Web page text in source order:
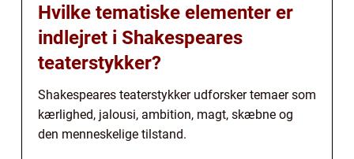
Hvilke tematiske elementer er
indlejret i Shakespeares
teaterstykker?
Shakespeares teaterstykker udforsker temaer som
kærlighed, jalousi, ambition, magt, skæbne og
den menneskelige tilstand.